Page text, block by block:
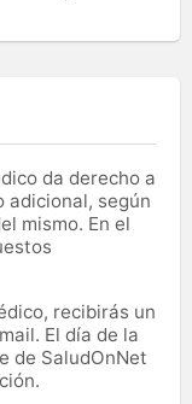
da derecho a
adicional, según
mismo. En el
recibirás un
El día de la
de SaludOnNet